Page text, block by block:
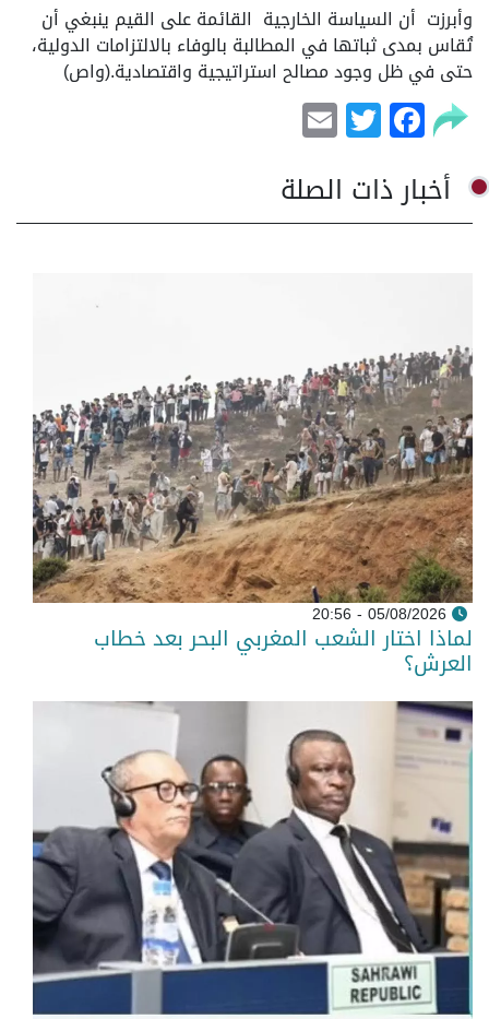
وأبرزت أن السياسة الخارجية القائمة على القيم ينبغي أن
تُقاس بمدى ثباتها في المطالبة بالوفاء بالالتزامات الدولية،
حتى في ظل وجود مصالح استراتيجية واقتصادية.(واص)
Facebook
Twitter
أخبار ذات الصلة
05/08/2026 - 20:56
لماذا اختار الشعب المغربي البحر بعد خطاب
العرش؟